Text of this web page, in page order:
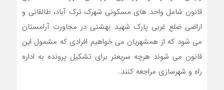
قانون شامل واحد های مسکونی شهرک ترک آباد، طالقانی و
اراضی ضلع غربی پارک شهید بهشتی در مجاورت آرامستان
می شود که از همشهریان می خواهیم افرادی که مشمول این
قانون می شوند هرچه سریعتر برای تشکیل پرونده به اداره
راه و شهرسازی مراجعه کنند.